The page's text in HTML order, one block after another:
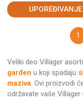
UPOREĐIVANJE
1
Veliki deo Villager
garden u koji spadaju
maziva. Ovi proizvodi
održavate vaše